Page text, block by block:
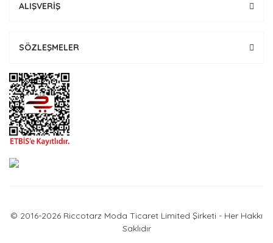
ALIŞVERİŞ
SÖZLEŞMELER
© 2016-2026 Riccotarz Moda Ticaret Limited Şirketi - Her Hakkı
Saklıdır